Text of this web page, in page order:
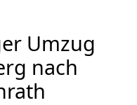
Umzug
nach